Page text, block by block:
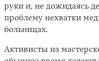
руки и, не дожидаясь
проблему нехватки
больницах.
Активисты из